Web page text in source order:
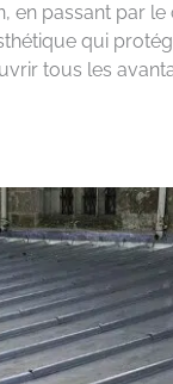
en passant par
qui
tous les